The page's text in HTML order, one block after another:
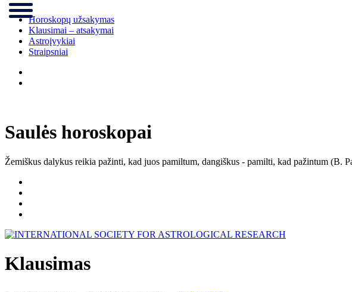
Horoskopų užsakymas
Klausimai – atsakymai
Astroįvykiai
Straipsniai
Saulės horoskopai
Žemiškus dalykus reikia pažinti, kad juos pamiltum, dangiškus - pamilti, kad pažintum (B.
Klausimas